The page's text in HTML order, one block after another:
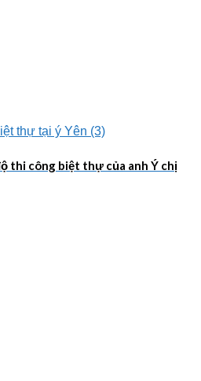
thi công biệt thự của anh Ý chị